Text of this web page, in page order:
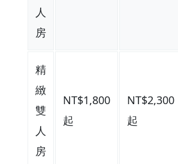
人
房
精
緻
雙
人
房
NT$1,800
起
NT$2,300
起